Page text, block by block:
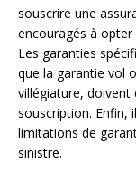
souscrire une
encouragés à
Les garanties
que la garantie vol
villégiature,
souscription. Enfin,
limitations de
sinistre.